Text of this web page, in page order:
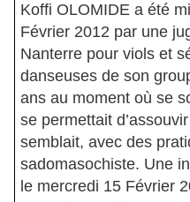
Koffi OLOMIDE a été
Février 2012 par une
Nanterre pour viols et
danseuses de son
ans au moment où se
se permettait
semblait, avec des
sadomasochiste. Une
le mercredi 15 Février